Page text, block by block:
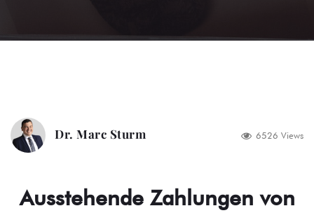
Dr. Marc Sturm 6526 Views
Ausstehende Zahlungen von